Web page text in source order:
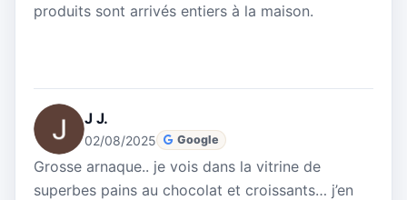
produits sont arrivés entiers à la maison.
J J.
02/08/2025 Google
Grosse arnaque.. je vois dans la vitrine de
superbes pains au chocolat et croissants… j’en